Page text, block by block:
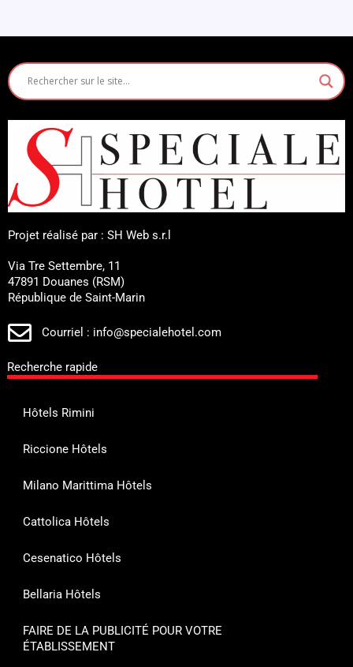
Projet réalisé par : SH Web s.r.l
Via Tre Settembre, 11
47891 Douanes (RSM)
République de Saint-Marin
Courriel : info@specialehotel.com
Recherche rapide
Hôtels Rimini
Riccione Hôtels
Milano Marittima Hôtels
Cattolica Hôtels
Cesenatico Hôtels
Bellaria Hôtels
FAIRE DE LA PUBLICITÉ POUR VOTRE
ÉTABLISSEMENT